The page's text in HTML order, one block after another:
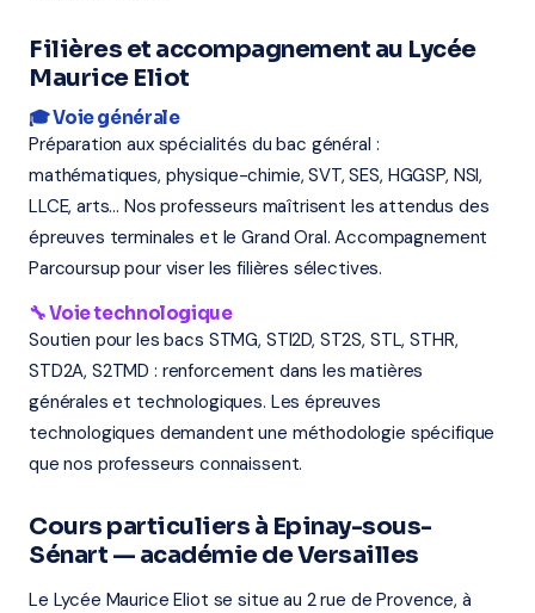
Filières et accompagnement au Lycée
Maurice Eliot
🎓 Voie générale
Préparation aux spécialités du bac général :
mathématiques, physique-chimie, SVT, SES, HGGSP, NSI,
LLCE, arts... Nos professeurs maîtrisent les attendus des
épreuves terminales et le Grand Oral. Accompagnement
Parcoursup pour viser les filières sélectives.
🔧 Voie technologique
Soutien pour les bacs STMG, STI2D, ST2S, STL, STHR,
STD2A, S2TMD : renforcement dans les matières
générales et technologiques. Les épreuves
technologiques demandent une méthodologie spécifique
que nos professeurs connaissent.
Cours particuliers à Epinay-sous-
Sénart — académie de Versailles
Le Lycée Maurice Eliot se situe au 2 rue de Provence, à